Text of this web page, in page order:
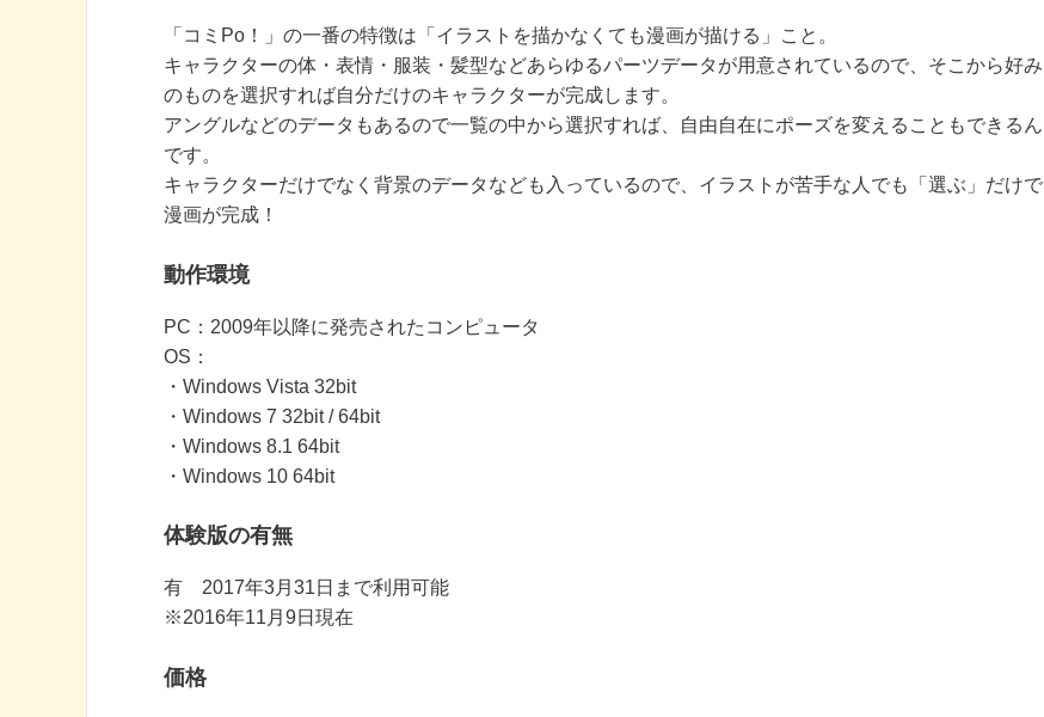
「コミPo！」の一番の特徴は「イラストを描かなくても漫画が描ける」こと。
キャラクターの体・表情・服装・髪型などあらゆるパーツデータが用意されているので、そこから好み
のものを選択すれば自分だけのキャラクターが完成します。
アングルなどのデータもあるので一覧の中から選択すれば、自由自在にポーズを変えることもできるん
です。
キャラクターだけでなく背景のデータなども入っているので、イラストが苦手な人でも「選ぶ」だけで
漫画が完成！
動作環境
PC：2009年以降に発売されたコンピュータ
OS：
・Windows Vista 32bit
・Windows 7 32bit / 64bit
・Windows 8.1 64bit
・Windows 10 64bit
体験版の有無
有 2017年3月31日まで利用可能
※2016年11月9日現在
価格